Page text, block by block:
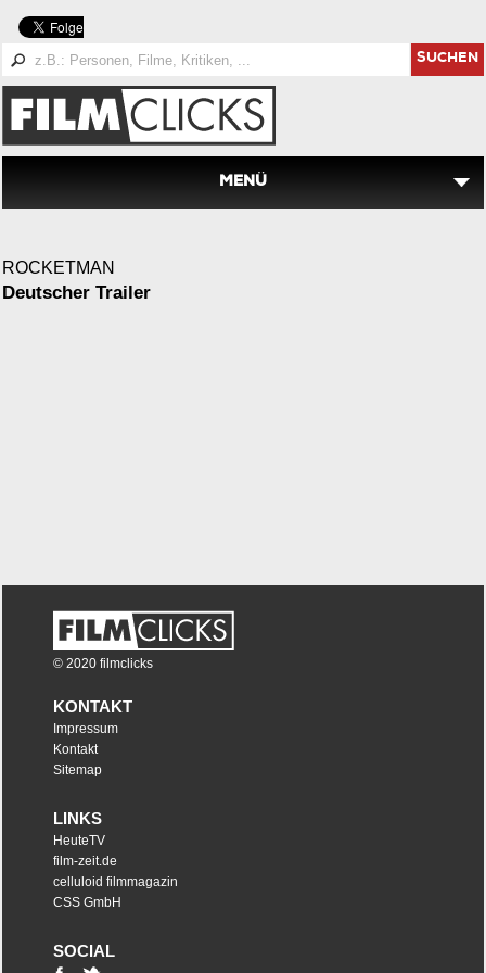
SUCHEN
MENÜ
ROCKETMAN
Deutscher Trailer
© 2020 filmclicks
KONTAKT
Impressum
Kontakt
Sitemap
LINKS
HeuteTV
film-zeit.de
celluloid filmmagazin
CSS GmbH
SOCIAL